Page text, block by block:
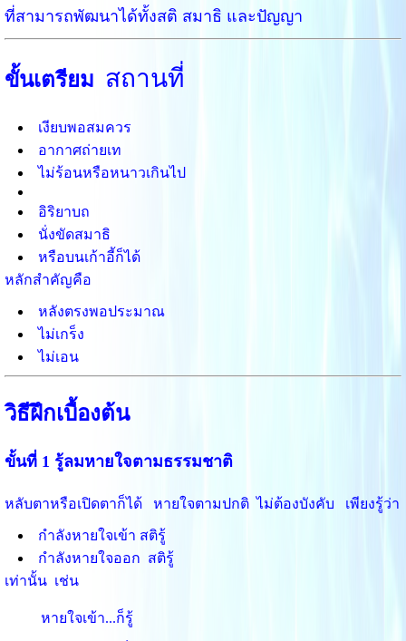
ที่สามารถพัฒนาได้ทั้งสติ สมาธิ และปัญญา
ขั้นเตรียม สถานที่
เงียบพอสมควร
อากาศถ่ายเท
ไม่ร้อนหรือหนาวเกินไป
อิริยาบถ
นั่งขัดสมาธิ
หรือบนเก้าอี้ก็ได้
หลักสำคัญคือ
หลังตรงพอประมาณ
ไม่เกร็ง
ไม่เอน
วิธีฝึกเบื้องต้น
ขั้นที่ 1 รู้ลมหายใจตามธรรมชาติ
หลับตาหรือเปิดตาก็ได้ หายใจตามปกติ ไม่ต้องบังคับ เพียงรู้ว่า
กำลังหายใจเข้า สติรู้
กำลังหายใจออก สติรู้
เท่านั้น เช่น
หายใจเข้า...ก็รู้